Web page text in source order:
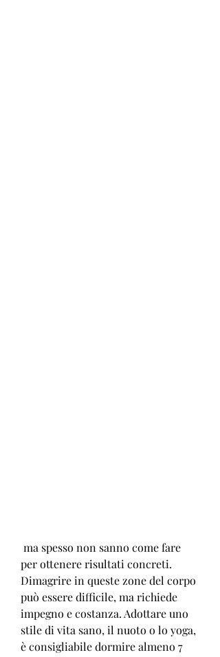
per ottenere risultati concreti.
Dimagrire in queste zone del corpo
può essere difficile, ma richiede
impegno e costanza. Adottare uno
stile di vita sano, il nuoto o lo yoga,
è consigliabile dormire almeno 7